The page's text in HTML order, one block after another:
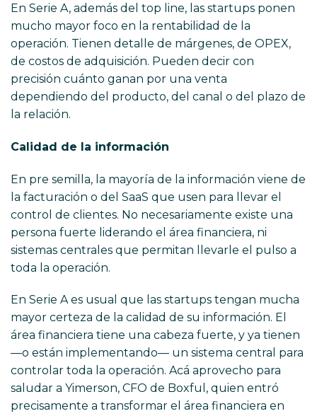
En Serie A, además del top line, las startups ponen
mucho mayor foco en la rentabilidad de la
operación. Tienen detalle de márgenes, de OPEX,
de costos de adquisición. Pueden decir con
precisión cuánto ganan por una venta
dependiendo del producto, del canal o del plazo de
la relación.
Calidad de la información
En pre semilla, la mayoría de la información viene de
la facturación o del SaaS que usen para llevar el
control de clientes. No necesariamente existe una
persona fuerte liderando el área financiera, ni
sistemas centrales que permitan llevarle el pulso a
toda la operación.
En Serie A es usual que las startups tengan mucha
mayor certeza de la calidad de su información. El
área financiera tiene una cabeza fuerte, y ya tienen
—o están implementando— un sistema central para
controlar toda la operación. Acá aprovecho para
saludar a Yimerson, CFO de Boxful, quien entró
precisamente a transformar el área financiera en